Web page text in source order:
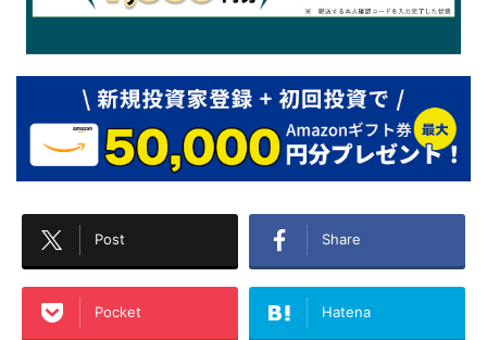
Post Share
Pocket Hatena